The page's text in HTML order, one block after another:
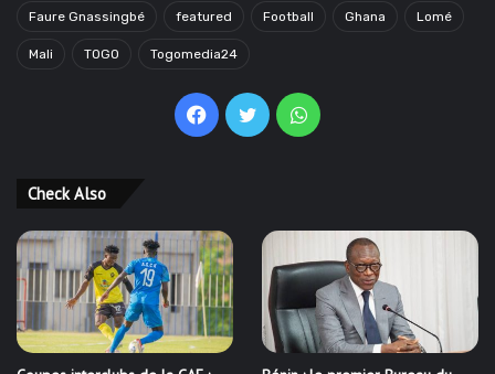
Faure Gnassingbé featured Football Ghana Lomé
Mali TOGO Togomedia24
Facebook
TwitterWhatsApp
Check Also